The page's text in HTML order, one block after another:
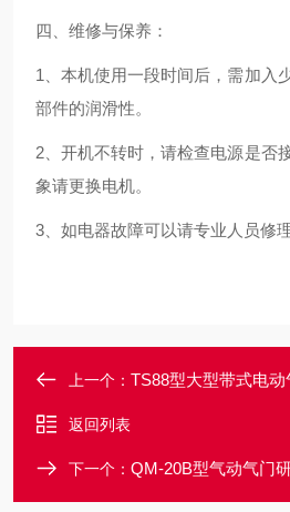
四、维修与保养：
1
、本机使用一段时间后，需加入
部件的润滑性。
2 、开机不转时，请检查电源是否
象请更换电机。
3 、如电器故障可以请专业人员修
上一个： TS88型大型带式电
返回列表
下一个： QM-20B型气动气门